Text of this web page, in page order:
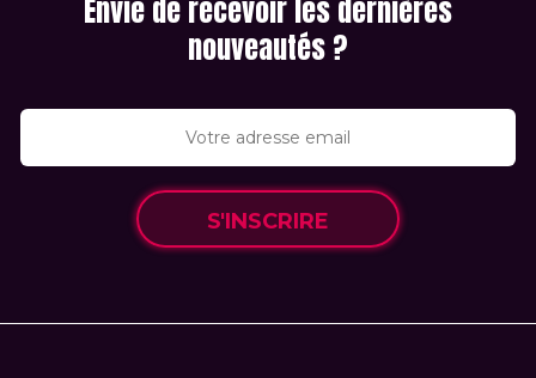
Envie de recevoir les dernières
nouveautés ?
S'INSCRIRE